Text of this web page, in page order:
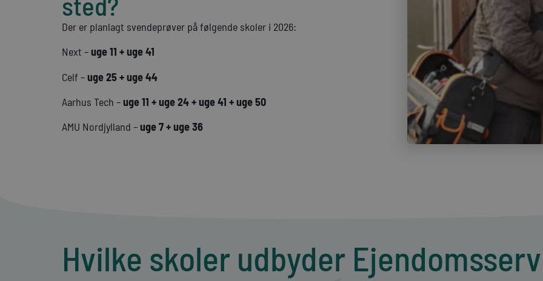
Der er planlagt svendeprøver på følgende skoler i 2026:
Next –uge 11 + uge 41
Celf –uge 25 + uge 44
Aarhus Tech –uge 11 + uge 24 + uge 41 + uge 50
AMU Nordjylland –uge 7 + uge 36
Hvilke skoler udbyder